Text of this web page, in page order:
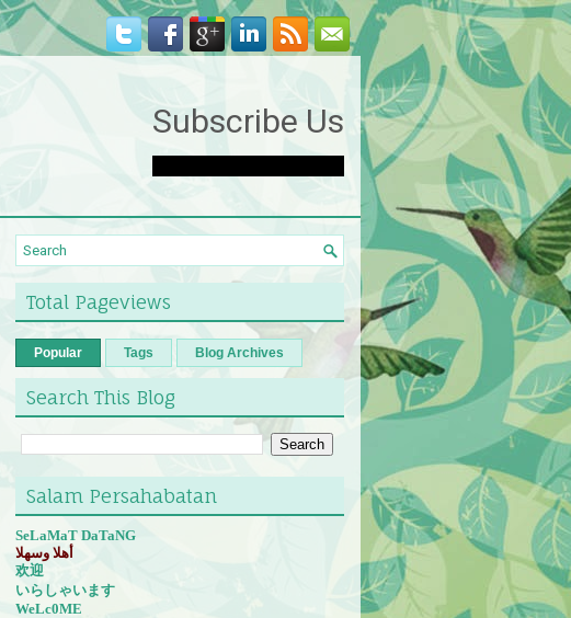
Subscribe Us
Total Pageviews
Popular Tags Blog Archives
Search This Blog
Salam Persahabatan
SeLaMaT DaTaNG
أهلا وسهلا
欢迎
いらしゃいます
WeLc0ME